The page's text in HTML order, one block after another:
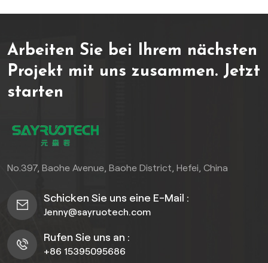
Hergestellt aus
umweltfreundlichen
Recyclingmaterialien, bietet
es eine außergewöhnliche
gleichzeitig eine natürliche
Holzmaserung, die sich
nahtlos in die
Arbeiten Sie bei Ihrem nächsten
Projekt mit uns zusammen. Jetzt
starten
No.397, Baohe Avenue, Baohe District, Hefei, China
Schicken Sie uns eine E-Mail :
Jenny@sayruotech.com
Rufen Sie uns an :
+86 15395095686